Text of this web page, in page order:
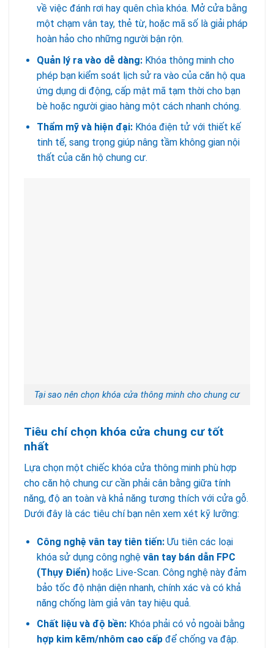
về việc đánh rơi hay quên chìa khóa. Mở cửa bằng
một chạm vân tay, thẻ từ, hoặc mã số là giải pháp
hoàn hảo cho những người bận rộn.
Quản lý ra vào dễ dàng:Khóa thông minh cho
phép bạn kiểm soát lịch sử ra vào của căn hộ qua
ứng dụng di động, cấp mật mã tạm thời cho bạn
bè hoặc người giao hàng một cách nhanh chóng.
Thẩm mỹ và hiện đại:Khóa điện tử với thiết kế
tinh tế, sang trọng giúp nâng tầm không gian nội
thất của căn hộ chung cư.
Tại sao nên chọn khóa cửa thông minh cho chung cư
Tiêu chí chọn khóa cửa chung cư tốt
nhất
Lựa chọn một chiếc khóa cửa thông minh phù hợp
cho căn hộ chung cư cần phải cân bằng giữa tính
năng, độ an toàn và khả năng tương thích với cửa gỗ.
Dưới đây là các tiêu chí bạn nên xem xét kỹ lưỡng:
Công nghệ vân tay tiên tiến:Ưu tiên các loại
khóa sử dụng công nghệ vân tay bán dẫn FPC
(Thụy Điển)hoặc Live-Scan. Công nghệ này đảm
bảo tốc độ nhận diện nhanh, chính xác và có khả
năng chống làm giả vân tay hiệu quả.
Chất liệu và độ bền:Khóa phải có vỏ ngoài bằng
hợp kim kẽm/nhôm cao cấpđể chống va đập.